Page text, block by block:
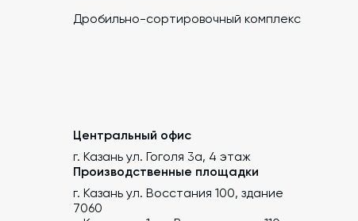
Дробильно-сортировочный комплекс
Центральный офис
г. Казань ул. Гоголя 3а, 4 этаж
Производственные площадки
г. Казань ул. Восстания 100, здание
7060